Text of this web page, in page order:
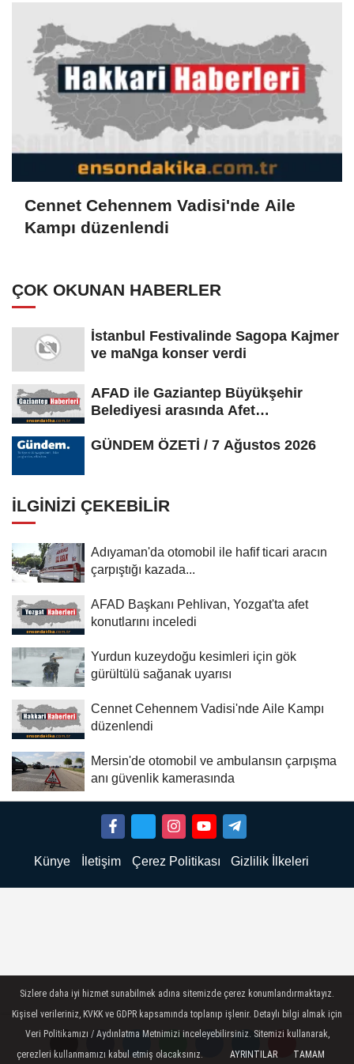
Cennet Cehennem Vadisi'nde Aile
Kampı düzenlendi
ÇOK OKUNAN HABERLER
İstanbul Festivalinde Sagopa Kajmer
ve maNga konser verdi
AFAD ile Gaziantep Büyükşehir
Belediyesi arasında Afet
GÜNDEM ÖZETİ / 7 Ağustos 2026
İLGINIZI ÇEKEBILIR
Adıyaman'da otomobil ile hafif ticari aracın
çarpıştığı kazada...
AFAD Başkanı Pehlivan, Yozgat'ta afet
konutlarını inceledi
Yurdun kuzeydoğu kesimleri için gök
gürültülü sağanak uyarısı
Cennet Cehennem Vadisi'nde Aile Kampı
düzenlendi
Mersin'de otomobil ve ambulansın çarpışma
anı güvenlik kamerasında
Künye İletişim Çerez Politikası Gizlilik İlkeleri
Sizlere daha iyi hizmet sunabilmek adına sitemizde çerez konumlandırmaktayız.
Kişisel verileriniz, KVKK ve GDPR kapsamında toplanıp işlenir. Detaylı bilgi almak için
Veri Politikamızı / Aydınlatma Metnimizi inceleyebilirsiniz. Sitemizi kullanarak,
çerezleri kullanmamızı kabul etmiş olacaksınız.
AYRINTILAR TAMAM